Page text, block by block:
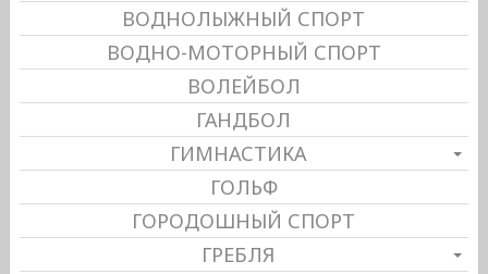
ВОДНОЛЫЖНЫЙ СПОРТ
ВОДНО-МОТОРНЫЙ СПОРТ
ВОЛЕЙБОЛ
ГАНДБОЛ
ГИМНАСТИКА
ГОЛЬФ
ГОРОДОШНЫЙ СПОРТ
ГРЕБЛЯ